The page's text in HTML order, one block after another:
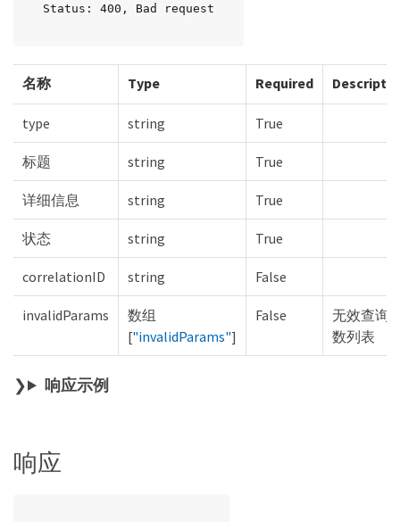
Status: 400, Bad request
名称 Type Required
type string True
标题 string True
详细信息 string True
状态 string True
correlationID string False
invalidParams
数组
["invalidParams"]
False
无效查询
数列表
响应示例
响应